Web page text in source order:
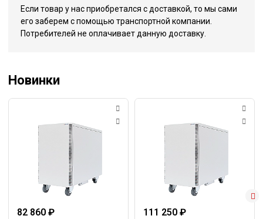
Если товар у нас приобретался с доставкой, то мы сами
его заберем с помощью транспортной компании.
Потребителей не оплачивает данную доставку.
Новинки
82 860 ₽ 111 250 ₽